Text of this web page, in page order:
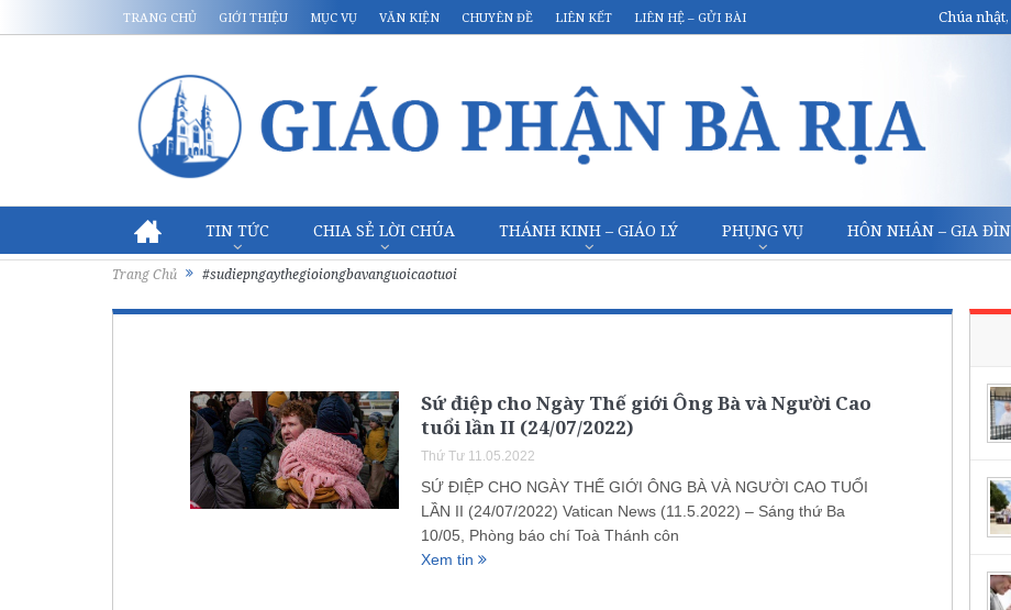
TRANG CHỦ GIỚI THIỆU MỤC VỤ VĂN KIỆN CHUYÊN ĐỀ LIÊN KẾT LIÊN HỆ – GỬI BÀI Chúa
TIN TỨC CHIA SẺ LỜI CHÚA THÁNH KINH – GIÁO LÝ PHỤNG VỤ HÔN NHÂN – GIA
Trang Chủ #sudiepngaythegioiongbavanguoicaotuoi
Sứ điệp cho Ngày Thế giới Ông Bà và Người Cao
tuổi lần II (24/07/2022)
Thứ Tư 11.05.2022
SỨ ĐIỆP CHO NGÀY THẾ GIỚI ÔNG BÀ VÀ NGƯỜI CAO TUỔI
LẦN II (24/07/2022) Vatican News (11.5.2022) – Sáng thứ Ba
10/05, Phòng báo chí Toà Thánh côn
Xem tin